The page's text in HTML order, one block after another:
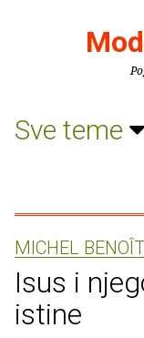
Sve teme
MICHEL BENOÎT
Isus i
istine